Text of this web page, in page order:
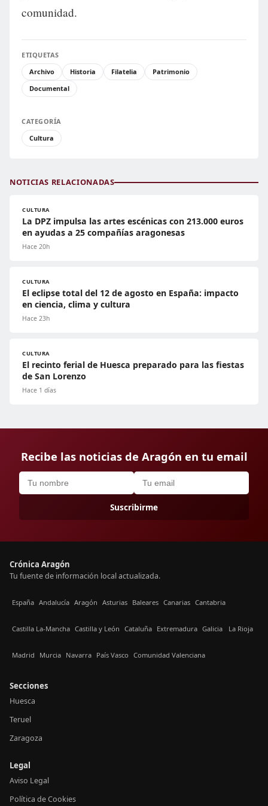
comunidad.
ETIQUETAS
Archivo
Historia Filatelia
Patrimonio
Documental
CATEGORÍA
Cultura
NOTICIAS RELACIONADAS
CULTURA
La DPZ impulsa las artes escénicas con 213.000 euros
en ayudas a 25 compañías aragonesas
Hace 20h
CULTURA
El eclipse total del 12 de agosto en España: impacto
en ciencia, clima y cultura
Hace 23h
CULTURA
El recinto ferial de Huesca preparado para las fiestas
de San Lorenzo
Hace 1 días
Recibe las noticias de Aragón en tu email
Suscribirme
Crónica Aragón
Tu fuente de información local actualizada.
España Andalucía Aragón Asturias Baleares Canarias Cantabria
Castilla La-Mancha Castilla y León Cataluña Extremadura Galicia La Rioja
Madrid Murcia Navarra País Vasco Comunidad Valenciana
Secciones
Huesca
Teruel
Zaragoza
Legal
Aviso Legal
Política de Cookies